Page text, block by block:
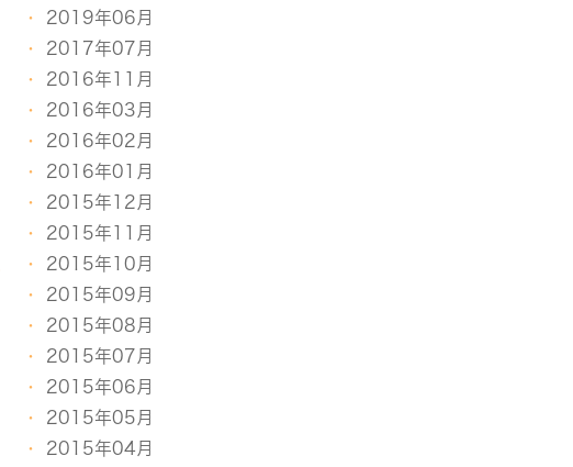
2019年06月
2017年07月
2016年11月
2016年03月
2016年02月
2016年01月
2015年12月
2015年11月
2015年10月
2015年09月
2015年08月
2015年07月
2015年06月
2015年05月
2015年04月